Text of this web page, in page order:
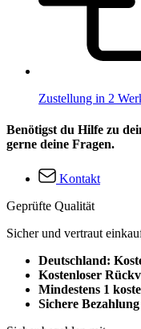
Zustellung in 2
Benötigst du Hilfe zu
gerne deine Fragen.
Kontakt
Geprüfte Qualität
Sicher und vertraut
Deutschland:
Kostenloser
Mindestens 1
Sichere Bezahlung